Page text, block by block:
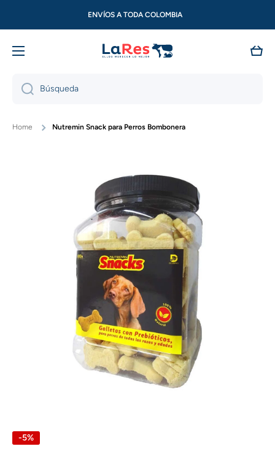
Ir directamente al contenidoENVÍOS A TODA COLOMBIA
Búsqueda
Home Nutremin Snack para Perros Bombonera
-5%